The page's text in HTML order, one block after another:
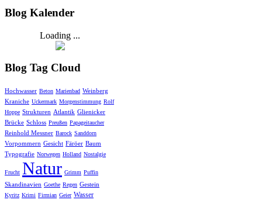
Blog Kalender
Loading ...
Blog Tag Cloud
Hochwasser Beton Marienbad Weinberg
Kraniche Uckermark Morgenstimmung Rolf
Hoppe Strukturen Atlantik Glienicker
Brücke Schloss Preußen Papageitaucher
Reinhold Messner Barock Sanddorn
Vorpommern Gesicht Färöer Baum
Typografie Norwegen Holland Nostalgie
Frucht Natur Grimm Puffin
Skandinavien Goethe Regen Gestein
Kyritz Krimi Firmian Geier Wasser